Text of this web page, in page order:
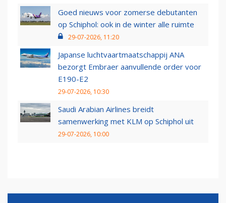
Goed nieuws voor zomerse debutanten
op Schiphol: ook in de winter alle ruimte
29-07-2026, 11:20
Japanse luchtvaartmaatschappij ANA
bezorgt Embraer aanvullende order voor
E190-E2
29-07-2026, 10:30
Saudi Arabian Airlines breidt
samenwerking met KLM op Schiphol uit
29-07-2026, 10:00